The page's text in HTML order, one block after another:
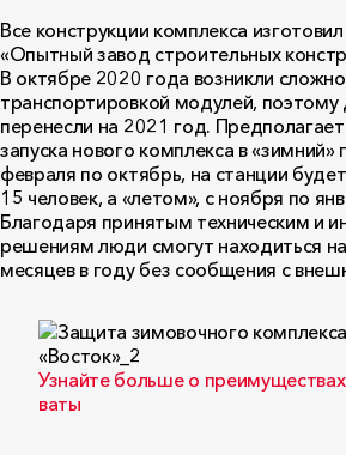
Все конструкции комплекса
«Опытный завод строительных
В октябре 2020 года возникли
транспортировкой модулей, поэтому
перенесли на 2021 год.
запуска нового комплекса в «зимний»
февраля по октябрь, на станции
15 человек, а «летом», с ноября по
Благодаря принятым техническим и
решениям люди смогут находиться
месяцев в году без сообщения с
Узнайте больше о
ваты